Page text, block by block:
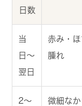
日数
当
日〜
翌日
赤み・
腫れ
2〜
微細な